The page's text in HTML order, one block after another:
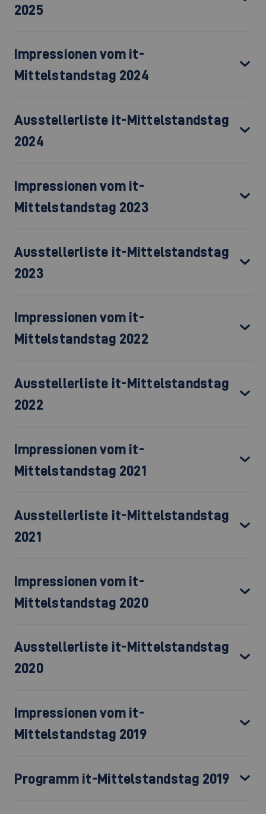
2025
Impressionen vom it-
Mittelstandstag 2024
Ausstellerliste it-Mittelstandstag
2024
Impressionen vom it-
Mittelstandstag 2023
Ausstellerliste it-Mittelstandstag
2023
Impressionen vom it-
Mittelstandstag 2022
Ausstellerliste it-Mittelstandstag
2022
Impressionen vom it-
Mittelstandstag 2021
Ausstellerliste it-Mittelstandstag
2021
Impressionen vom it-
Mittelstandstag 2020
Ausstellerliste it-Mittelstandstag
2020
Impressionen vom it-
Mittelstandstag 2019
Programm it-Mittelstandstag 2019